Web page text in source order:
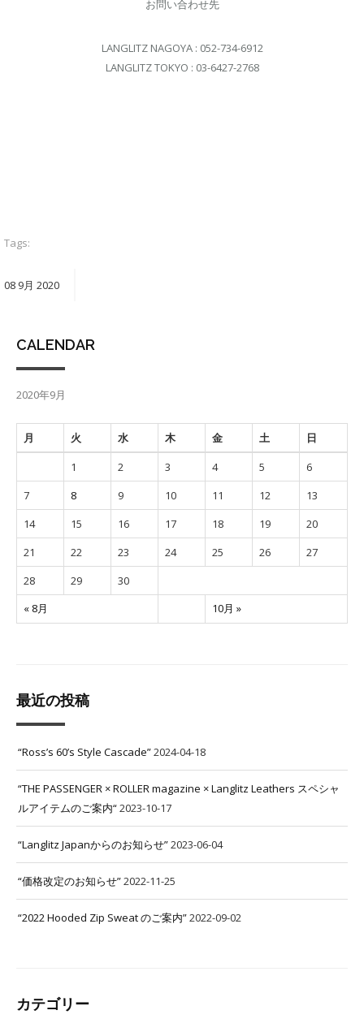
お問い合わせ先
LANGLITZ NAGOYA : 052-734-6912
LANGLITZ TOKYO : 03-6427-2768
Tags:
08 9月 2020
CALENDAR
2020年9月
月 火 水 木 金 土 日
« 8月 10月 »
1 2 3 4 5
6
7
8 9 10 11 12
13
14
15 16 17 18 19
20
21
22 23 24 25 26
27
28
29 30
最近の投稿
“Ross’s 60’s Style Cascade”2024-04-18
“THE PASSENGER × ROLLER magazine × Langlitz Leathers スペシャ
ルアイテムのご案内“2023-10-17
“Langlitz Japanからのお知らせ”2023-06-04
“価格改定のお知らせ”2022-11-25
“2022 Hooded Zip Sweat のご案内”2022-09-02
カテゴリー